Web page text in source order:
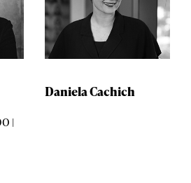
|
Daniela Cachich